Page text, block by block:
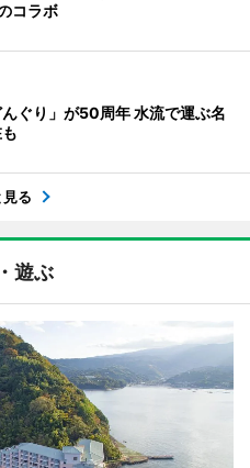
コラボ
ぐり」が50周年 水流で運ぶ名
見る
遊ぶ